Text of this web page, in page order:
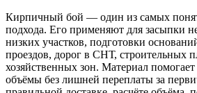
Кирпичный бой — один из самых
подхода. Его применяют для засыпки
низких участков, подготовки
проездов, дорог в СНТ, строительных
хозяйственных зон. Материал
объёмы без лишней переплаты за